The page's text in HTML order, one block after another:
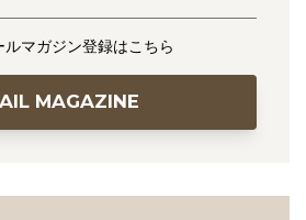
マガジン登録はこちら
MAGAZINE